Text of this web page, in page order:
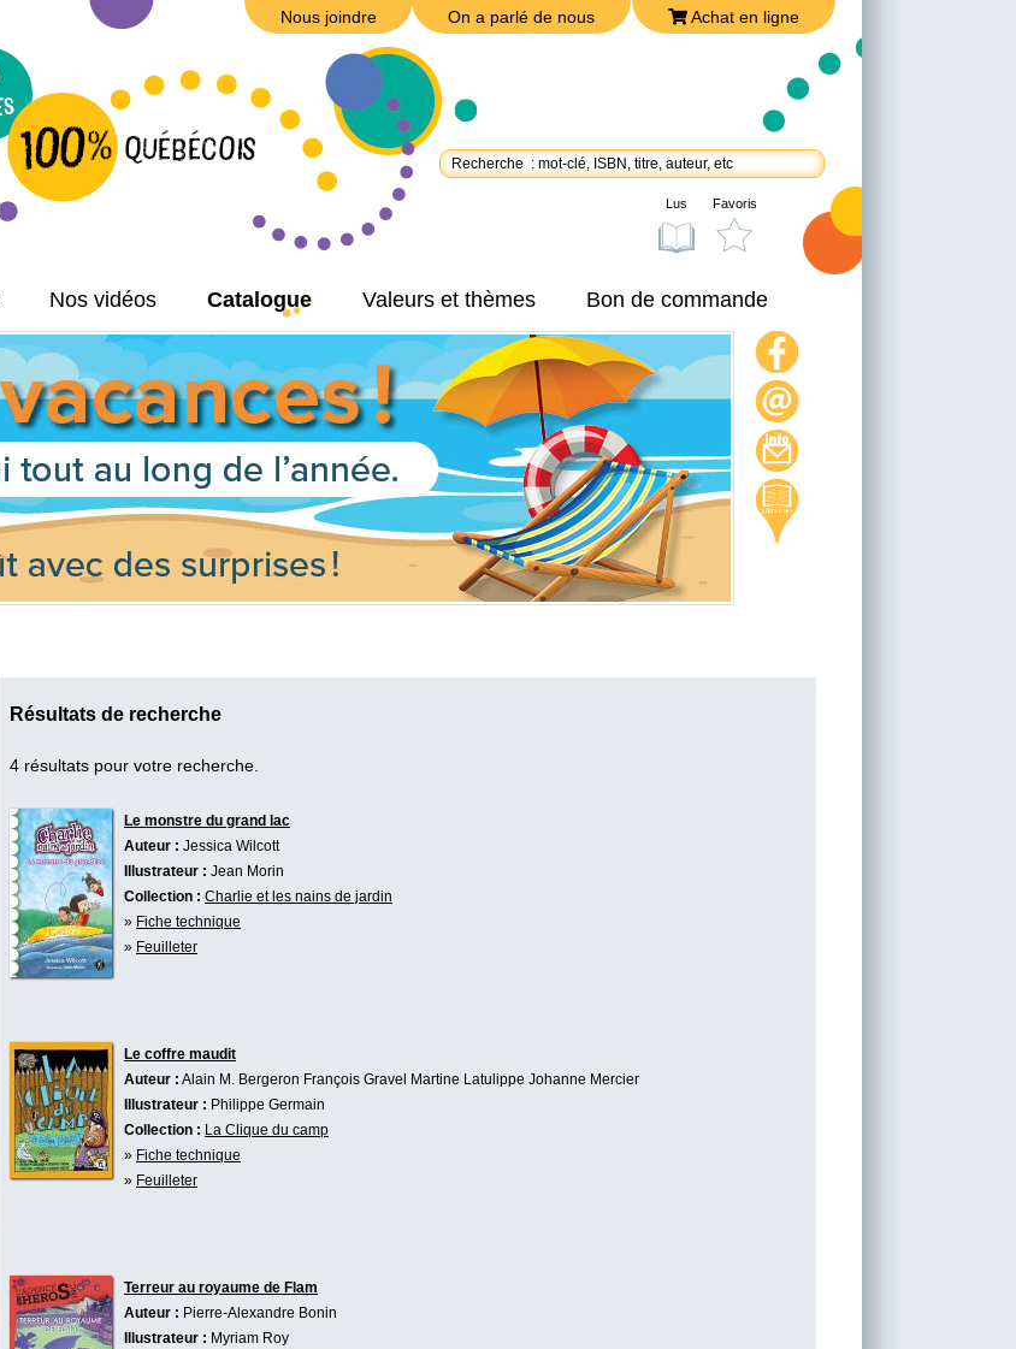
Nous joindre On a parlé de nous Achat en ligne
Nos vidéos Catalogue Valeurs et thèmes Bon de commande
On a parlé de nous
Achat en ligne
Nous joindre
Politique de confidentialité
Lus Favoris
Résultats de recherche
4 résultats pour votre recherche.
Le monstre du grand lac
Auteur : Jessica Wilcott
Illustrateur : Jean Morin
Collection : Charlie et les nains de jardin
» Fiche technique
» Feuilleter
Le coffre maudit
Auteur : Alain M. Bergeron François Gravel Martine Latulippe Johanne Mercier
Illustrateur : Philippe Germain
Collection : La Clique du camp
» Fiche technique
» Feuilleter
Terreur au royaume de Flam
Auteur : Pierre-Alexandre Bonin
Illustrateur : Myriam Roy